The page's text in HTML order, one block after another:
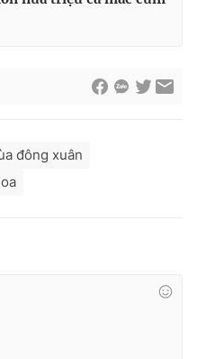
nếu không có sự chấp
đông xuân